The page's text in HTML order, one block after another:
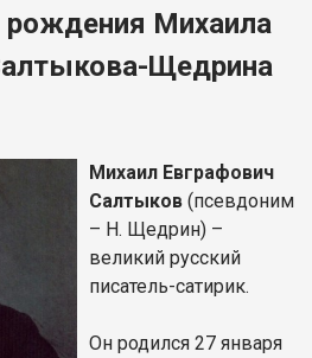
рождения Михаила
Щедрина
Михаил Евграфович
Салтыков (псевдоним
– Н. Щедрин) –
великий русский
писатель-сатирик.
Он родился 27 января